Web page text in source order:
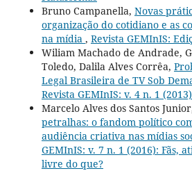
Bruno Campanella, Novas
organização do cotidiano e as
na mídia , Revista GEMInIS:
Wiliam Machado de Andrade,
Toledo, Dalila Alves Corrêa,
Legal Brasileira de TV Sob
Revista GEMInIS: v. 4 n. 1
Marcelo Alves dos Santos
petralhas: o fandom político
audiência criativa nas mídias
GEMInIS: v. 7 n. 1 (2016): Fãs,
livre do que?